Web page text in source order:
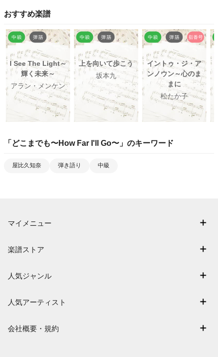
おすすめ楽譜
I See The Light～
輝く未来～
アラン・メンケン
上を向いて歩こう
坂本九
イントゥ・ジ・ア
ンノウン～心のま
まに
松たか子
「 どこまでも〜How Far I'll Go〜 」のキーワード
屋比久知奈 弾き語り 中級
マイメニュー
退会はこちら
楽譜ストア
難易度別に探す
まもなく配信
人気ジャンル
保育
人気アーティスト
会社概要・規約